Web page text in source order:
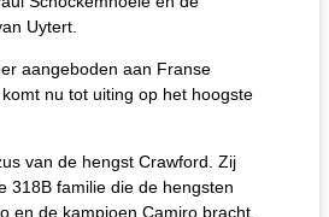
Uytert.
aangeboden aan Franse
nu tot uiting op het hoogste
van de hengst Crawford. Zij
318B familie die de hengsten
en de kampioen Camiro bracht.